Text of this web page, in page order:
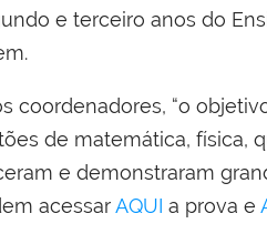
e terceiro anos do
coordenadores, “o
de matemática, física,
e demonstraram
acessarAQUI a prova e